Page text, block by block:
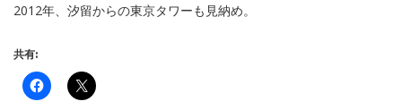
2012年、汐留からの東京タワーも見納め。
共有: